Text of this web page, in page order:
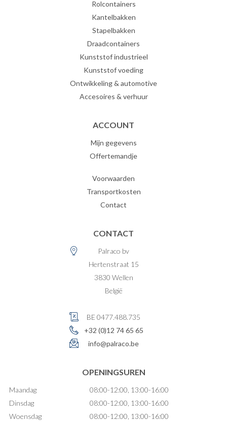
Rolcontainers
Kantelbakken
Stapelbakken
Draadcontainers
Kunststof industrieel
Kunststof voeding
Ontwikkeling & automotive
Accesoires & verhuur
ACCOUNT
Mijn gegevens
Offertemandje
Voorwaarden
Transportkosten
Contact
CONTACT
Palraco bv
Hertenstraat 15
3830 Wellen
België
BE 0477.488.735
+32 (0)12 74 65 65
info@palraco.be
OPENINGSUREN
Maandag
08:00-12:00, 13:00-16:00
Dinsdag
08:00-12:00, 13:00-16:00
Woensdag
08:00-12:00, 13:00-16:00